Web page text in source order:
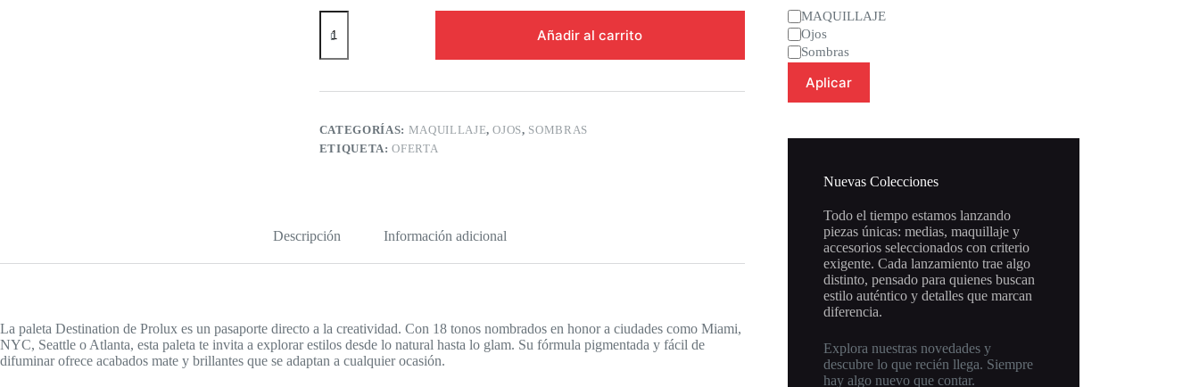
Paleta
de
Prolux
Viaja
tu
mirada
cantidad
Añadir al carrito
CATEGORÍAS: MAQUILLAJE,OJOS, SOMBRAS
ETIQUETA:OFERTA
Descripción Información adicional
La paleta Destination de Prolux es un pasaporte directo a la creatividad. Con 18 tonos nombrados en honor a ciudades como Miami,
NYC, Seattle o Atlanta, esta paleta te invita a explorar estilos desde lo natural hasta lo glam. Su fórmula pigmentada y fácil de
difuminar ofrece acabados mate y brillantes que se adaptan a cualquier ocasión.
Categoría
MAQUILLAJE
Ojos
Sombras
Aplicar
Nuevas Colecciones
Todo el tiempo estamos lanzando
piezas únicas: medias, maquillaje y
accesorios seleccionados con criterio
exigente. Cada lanzamiento trae algo
distinto, pensado para quienes buscan
estilo auténtico y detalles que marcan
diferencia.
Explora nuestras novedades y
descubre lo que recién llega. Siempre
hay algo nuevo que contar.